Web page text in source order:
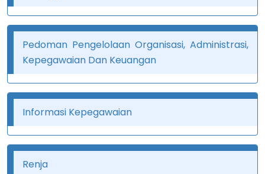
Pedoman Pengelolaan Organisasi, Administrasi,
Kepegawaian Dan Keuangan
Informasi Kepegawaian
Renja